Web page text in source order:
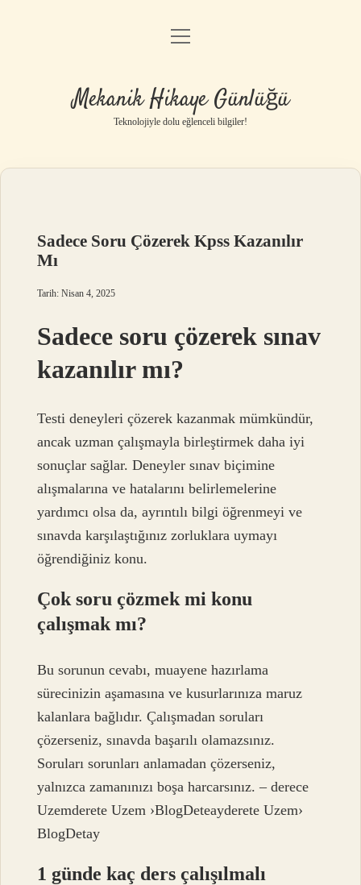
Anasayfa
Yasal Uyarı
menüyü
Mekanik Hikaye Günlüğü
Teknolojiyle dolu eğlenceli bilgiler!
Sadece Soru Çözerek Kpss Kazanılır
Mı
Tarih: Nisan 4, 2025
Sadece soru çözerek sınav
kazanılır mı?
Testi deneyleri çözerek kazanmak mümkündür,
ancak uzman çalışmayla birleştirmek daha iyi
sonuçlar sağlar. Deneyler sınav biçimine
alışmalarına ve hatalarını belirlemelerine
yardımcı olsa da, ayrıntılı bilgi öğrenmeyi ve
sınavda karşılaştığınız zorluklara uymayı
öğrendiğiniz konu.
Çok soru çözmek mi konu
çalışmak mı?
Bu sorunun cevabı, muayene hazırlama
sürecinizin aşamasına ve kusurlarınıza maruz
kalanlara bağlıdır. Çalışmadan soruları
çözerseniz, sınavda başarılı olamazsınız.
Soruları sorunları anlamadan çözerseniz,
yalnızca zamanınızı boşa harcarsınız. – derece
Uzemderete Uzem ›BlogDeteayderete Uzem›
BlogDetay
1 günde kaç ders çalışılmalı